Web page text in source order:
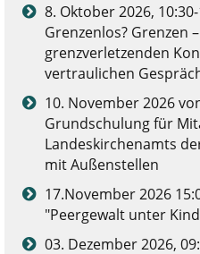
8. Oktober 2026,
Grenzenlos? Grenzen
grenzverletzenden
vertraulichen
10. November 2026
Grundschulung für
Landeskirchenamts
mit Außenstellen
17.November 2026
"Peergewalt unter
03. Dezember 2026,